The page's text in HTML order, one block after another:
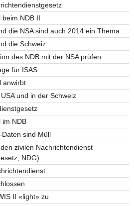
NDB II
die NSA sind auch 2014 ein Thema
die Schweiz
des NDB mit der NSA prüfen
für ISAS
anwirbt
und in der Schweiz
im NDB
sind Müll
zivilen Nachrichtendienst
NDG)
II «light» zu